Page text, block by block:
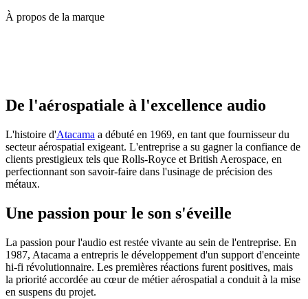
À propos de la marque
De l'aérospatiale à l'excellence audio
L'histoire d'Atacama a débuté en 1969, en tant que fournisseur du
secteur aérospatial exigeant. L'entreprise a su gagner la confiance de
clients prestigieux tels que Rolls-Royce et British Aerospace, en
perfectionnant son savoir-faire dans l'usinage de précision des
métaux.
Une passion pour le son s'éveille
La passion pour l'audio est restée vivante au sein de l'entreprise. En
1987, Atacama a entrepris le développement d'un support d'enceinte
hi-fi révolutionnaire. Les premières réactions furent positives, mais
la priorité accordée au cœur de métier aérospatial a conduit à la mise
en suspens du projet.